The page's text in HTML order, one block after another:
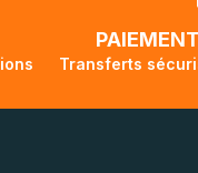
le suivi de
votre colis aura
Transferts